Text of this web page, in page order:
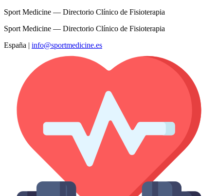
Sport Medicine — Directorio Clínico de Fisioterapia
Sport Medicine — Directorio Clínico de Fisioterapia
España | info@sportmedicine.es